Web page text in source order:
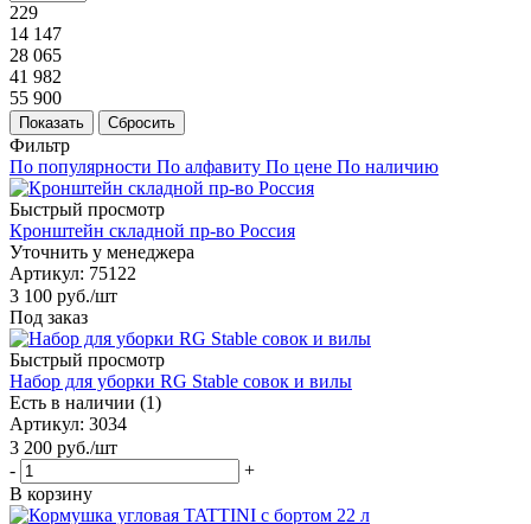
229
14 147
28 065
41 982
55 900
Показать Сбросить
Фильтр
По популярности По алфавиту По цене По наличию
Быстрый просмотр
Кронштейн складной пр-во Россия
Уточнить у менеджера
Артикул: 75122
3 100 руб./шт
Под заказ
Быстрый просмотр
Набор для уборки RG Stable совок и вилы
Есть в наличии (1)
Артикул: 3034
3 200 руб./шт
-
+
В корзину